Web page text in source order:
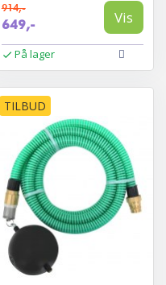
914,-
649,- Vis
På lager
TILBUD